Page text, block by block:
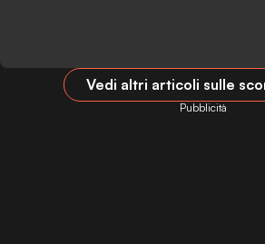
Vedi altri articoli sulle
Pubblicità